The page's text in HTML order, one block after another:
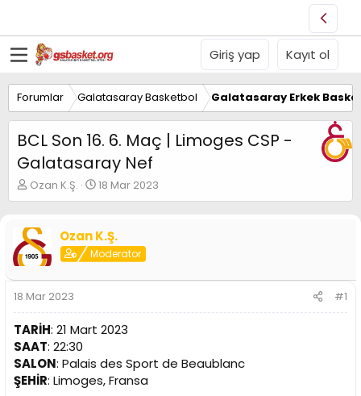
Giriş yap Kayıt ol
Forumlar Galatasaray Basketbol Galatasaray Erkek
BCL Son 16. 6. Maç | Limoges CSP -
Galatasaray Nef
K
o
u
y
u
a
ş
l
a
t
a
n
Ozan K.Ş.
B
a
l
a
n
ı
t
a
h
i
18 Mar 2023
Ozan K.Ş.
Moderator
18 Mar 2023 #1
TARİH: 21 Mart 2023
SAAT: 22:30
SALON: Palais des Sport de Beaublanc
ŞEHİR: Limoges, Fransa